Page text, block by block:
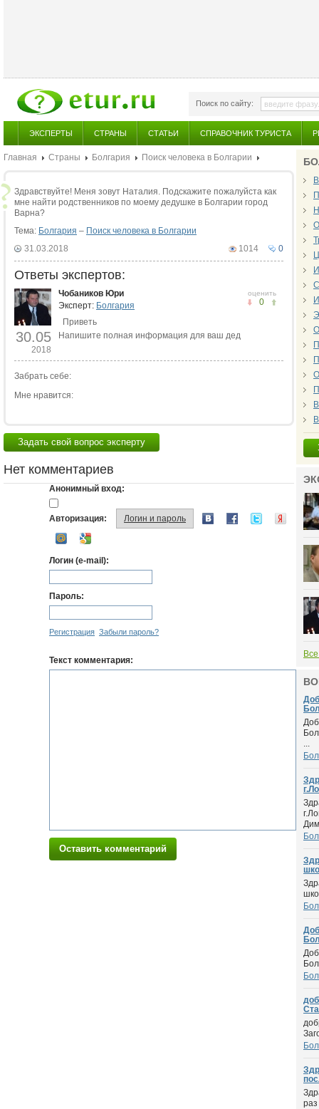
Поиск по сайту:
ЭКСПЕРТЫ СТРАНЫ СТАТЬИ СПРАВОЧНИК ТУРИСТА
Главная Страны Болгария Поиск человека в Болгарии
Здравствуйте! Меня зовут Наталия. Подскажите пожалуйста как
мне найти родственников по моему дедушке в Болгарии город
Варна?
Тема: Болгария – Поиск человека в Болгарии
0
1014
31.03.2018
Ответы экспертов:
30.05
2018
оценить
0
Чобаников Юри
Эксперт: Болгария
Приветь
Напишите полная информация для ваш дед
Забрать себе:
Мне нравится:
Задать свой вопрос эксперту
Нет комментариев
Анонимный вход:
Авторизация: Логин и пароль
Логин (e-mail):
Пароль:
Регистрация Забыли пароль?
Текст комментария:
Оставить комментарий
...